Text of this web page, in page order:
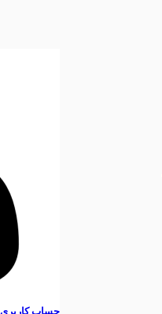
حساب کاربری